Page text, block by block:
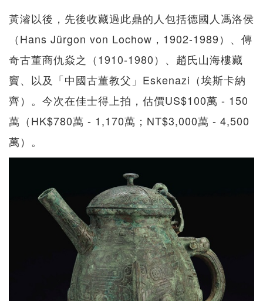
黃濬以後，先後收藏過此鼎的人包括德國人馮洛侯
（Hans Jürgon von Lochow，1902-1989）、傳
奇古董商仇焱之（1910-1980）、趙氏山海樓藏
竇、以及「中國古董教父」Eskenazi（埃斯卡納
齊）。今次在佳士得上拍，估價US$100萬 - 150
萬（HK$780萬 - 1,170萬；NT$3,000萬 - 4,500
萬）。